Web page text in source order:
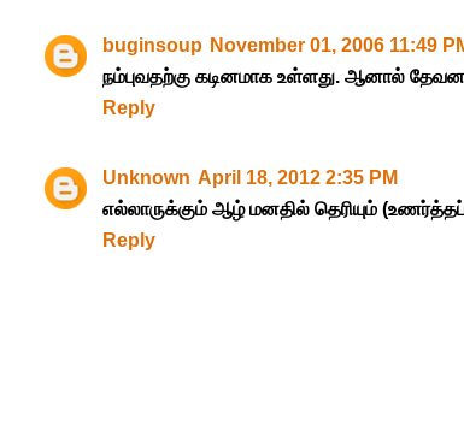
buginsoup November 01, 2006 11:49
நம்புவதற்கு கடினமாக உள்ளது. ஆனால்
Reply
Unknown April 18, 2012 2:35 PM
எல்லாருக்கும் ஆழ் மனதில் தெரியும்
Reply